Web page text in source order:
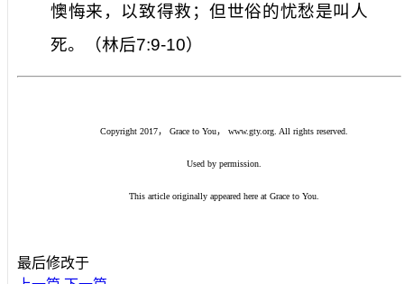
懊悔来，以致得救；但世俗的忧愁是叫人
死。（林后7:9-10）
Copyright 2017， Grace to You， www.gty.org. All rights reserved.
Used by permission.
This article originally appeared here at Grace to You.
最后修改于